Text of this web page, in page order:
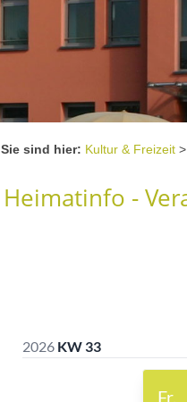
Sie sind hier: Kultur & Freizeit >
Heimatinfo -